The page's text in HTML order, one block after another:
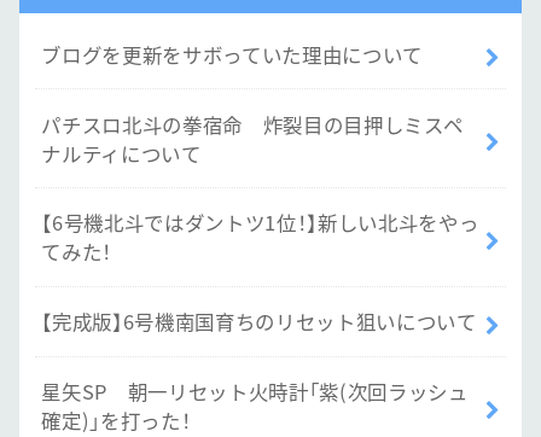
ブログを更新をサボっていた理由について
パチスロ北斗の拳宿命 炸裂目の目押しミスペ
ナルティについて
【6号機北斗ではダントツ1位！】新しい北斗をやっ
てみた！
【完成版】6号機南国育ちのリセット狙いについて
星矢SP 朝一リセット火時計「紫(次回ラッシュ
確定)」を打った！